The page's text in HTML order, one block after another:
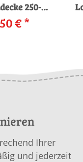
250-02
MALOU
download
€*
Ihrer
und jederzeit